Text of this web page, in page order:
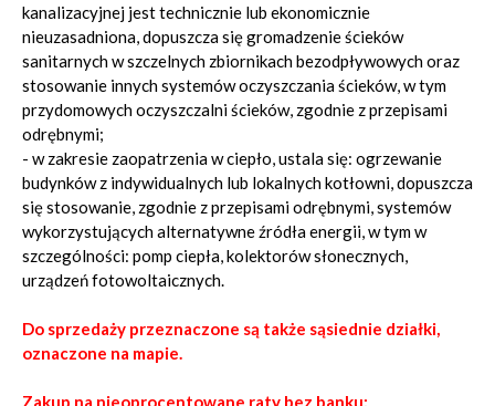
kanalizacyjnej jest technicznie lub ekonomicznie
nieuzasadniona, dopuszcza się gromadzenie ścieków
sanitarnych w szczelnych zbiornikach bezodpływowych oraz
stosowanie innych systemów oczyszczania ścieków, w tym
przydomowych oczyszczalni ścieków, zgodnie z przepisami
odrębnymi;
- w zakresie zaopatrzenia w ciepło, ustala się: ogrzewanie
budynków z indywidualnych lub lokalnych kotłowni, dopuszcza
się stosowanie, zgodnie z przepisami odrębnymi, systemów
wykorzystujących alternatywne źródła energii, w tym w
szczególności: pomp ciepła, kolektorów słonecznych,
urządzeń fotowoltaicznych.
Do sprzedaży przeznaczone są także sąsiednie działki,
oznaczone na mapie.
Zakup na nieoprocentowane raty bez banku: